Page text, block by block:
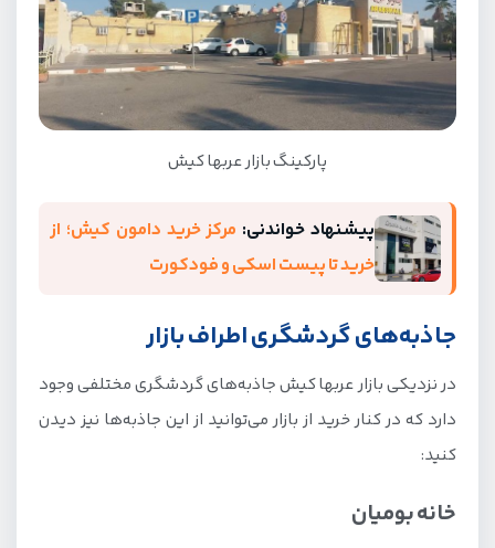
پارکینگ بازار عربها کیش
پیشنهاد خواندنی: مرکز خرید دامون کیش؛ از
خرید تا پیست اسکی و فودکورت
جاذبه‌های گردشگری اطراف بازار
در نزدیکی بازار عربها کیش جاذبه‌های گردشگری مختلفی وجود
دارد که در کنار خرید از بازار می‌توانید از این جاذبه‌ها نیز دیدن
کنید:
خانه بومیان